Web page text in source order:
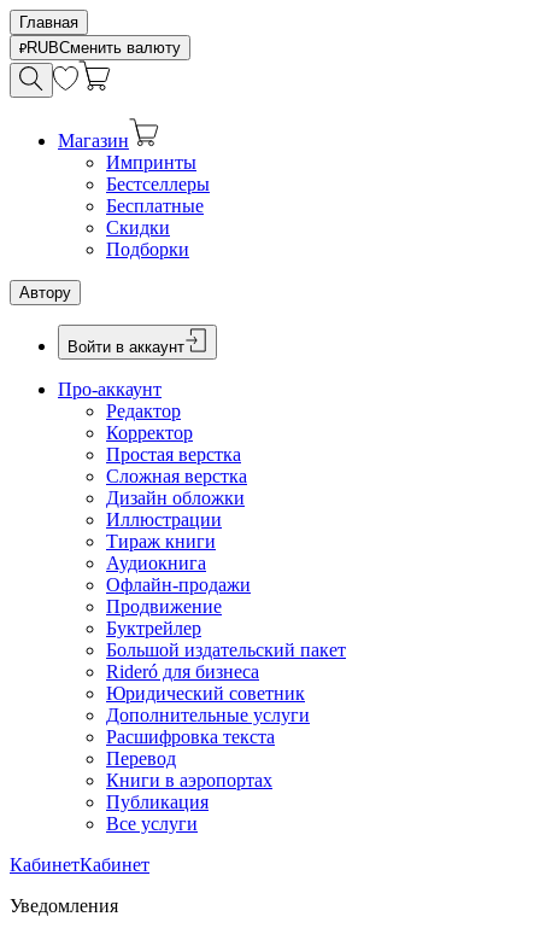
Главная
RUBСменить валюту
Магазин
Импринты
Бестселлеры
Бесплатные
Скидки
Подборки
Автору
Войти в аккаунт
Про-аккаунт
Редактор
Корректор
Простая верстка
Сложная верстка
Дизайн обложки
Иллюстрации
Тираж книги
Аудиокнига
Офлайн-продажи
Продвижение
Буктрейлер
Большой издательский пакет
Rideró для бизнеса
Юридический советник
Дополнительные услуги
Расшифровка текста
Перевод
Книги в аэропортах
Публикация
Все услуги
КабинетКабинет
Уведомления